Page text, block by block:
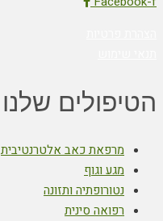
הטיפולים שלנו
מרפאת כאב אלטרנטיבית
מגע וגוף
נטורופתיה ותזונה
רפואה סינית